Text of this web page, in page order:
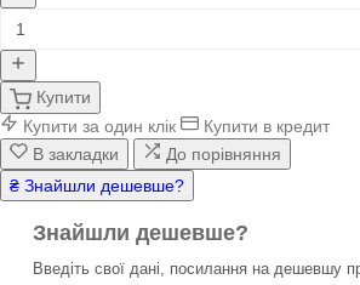
Купити
Купити за один клік
Купити в кредит
В закладки
До порівняння
₴ Знайшли дешевше?
Знайшли дешевше?
Введіть свої дані, посилання на дешевшу